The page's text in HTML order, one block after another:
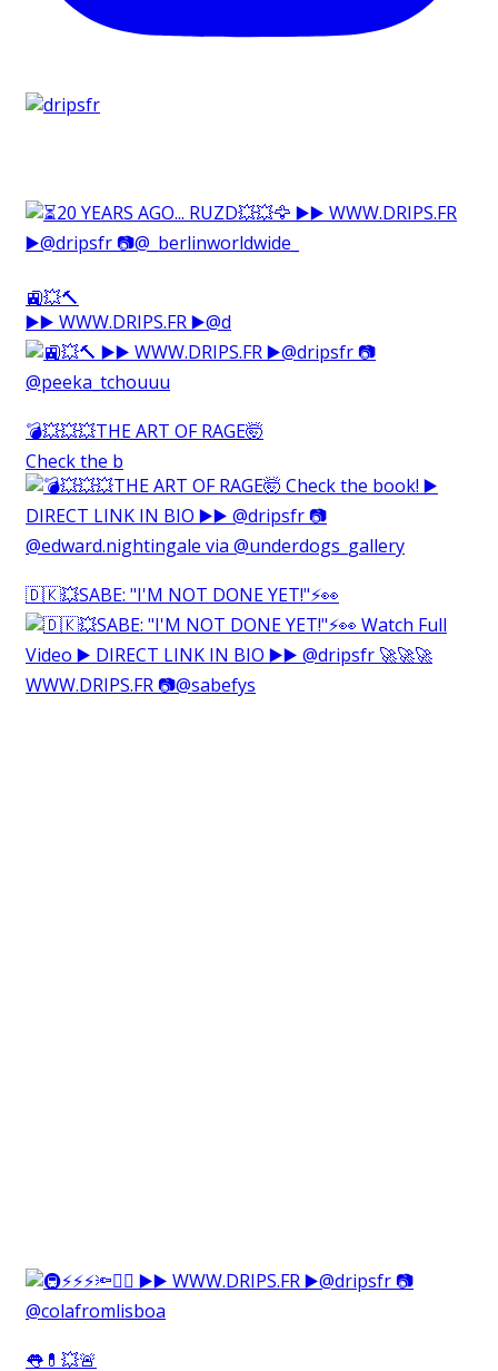
🚉💥🔨⁠
▶️▶️ WWW.DRIPS.FR ▶️@d
💣💥💥💥THE ART OF RAGE🤯⁠
Check the b
🇩🇰💥SABE: "I'M NOT DONE YET!"⚡️👀⁠
👅💊💥🚨⁠